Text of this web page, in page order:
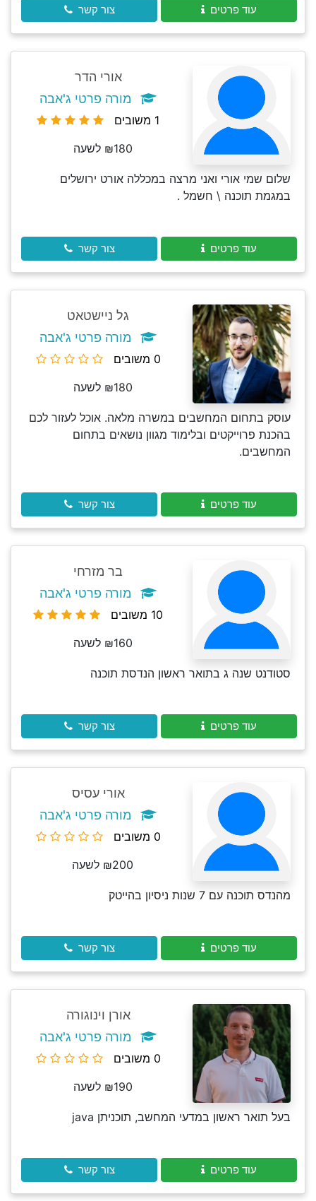
עוד פרטים צור קשר
אורי הדר
מורה פרטי ג'אבה
1 משובים
₪180 לשעה
שלום שמי אורי ואני מרצה במכללה אורט ירושלים
במגמת תוכנה \ חשמל .
עוד פרטים צור קשר
גל ניישטאט
מורה פרטי ג'אבה
0 משובים
₪180 לשעה
עוסק בתחום המחשבים במשרה מלאה. אוכל לעזור לכם
בהכנת פרוייקטים ובלימוד מגוון נושאים בתחום
המחשבים.
עוד פרטים צור קשר
בר מזרחי
מורה פרטי ג'אבה
10 משובים
₪160 לשעה
סטודנט שנה ג בתואר ראשון הנדסת תוכנה
עוד פרטים צור קשר
אורי עסיס
מורה פרטי ג'אבה
0 משובים
₪200 לשעה
מהנדס תוכנה עם 7 שנות ניסיון בהייטק
עוד פרטים צור קשר
אורן וינוגורה
מורה פרטי ג'אבה
0 משובים
₪190 לשעה
בעל תואר ראשון במדעי המחשב, תוכניתן java
עוד פרטים צור קשר